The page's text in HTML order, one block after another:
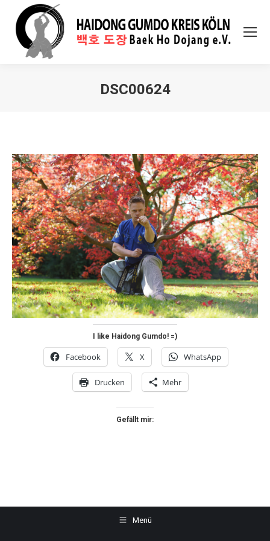
DSC00624
I like Haidong Gumdo! =)
Facebook X WhatsApp
Drucken Mehr
Gefällt mir:
Menü